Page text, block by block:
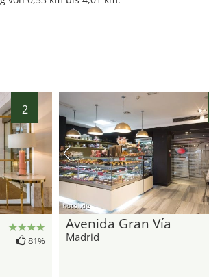
2
81%
hotel.de
Avenida Gran Vía
Madrid